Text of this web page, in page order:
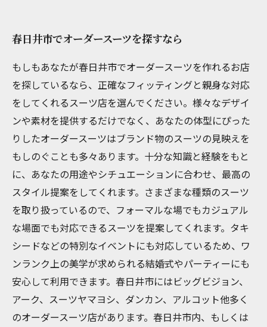
春日井市でオーダースーツを探すなら
もしもあなたが春日井市でオーダースーツを作れるお店
を探しているなら、正確なフィッティングと親身な対応
をしてくれるスーツ店を選んでください。様々なデザイ
ンや素材を提供するだけでなく、あなたの体型にぴった
りしたオーダースーツはブランド物のスーツの見映えを
もしのぐことも多々あります。十分な知識と経験をもと
に、あなたの用途やシチュエーションに合わせ、最高の
スタイル提案をしてくれます。さまざまな種類のスーツ
を取り扱っているので、フォーマルな場でもカジュアル
な場面でも対応できるスーツを提案してくれます。タキ
シードなどの特別なイベントにも対応しているため、ワ
ンランク上の美学が求められる結婚式やパーティーにも
安心して利用できます。春日井市にはビッグビジョン、
アーク、スーツヤマヨシ、ダンカン、アルコット他多く
のオーダースーツ店があります。春日井市内、もしくは